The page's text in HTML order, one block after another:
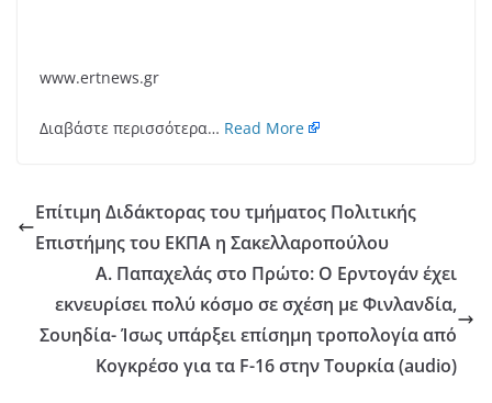
www.ertnews.gr
Διαβάστε περισσότερα… Read More
Επίτιμη Διδάκτορας του τμήματος Πολιτικής
Επιστήμης του ΕΚΠΑ η Σακελλαροπούλου
Α. Παπαχελάς στο Πρώτο: Ο Ερντογάν έχει
εκνευρίσει πολύ κόσμο σε σχέση με Φινλανδία,
Σουηδία- Ίσως υπάρξει επίσημη τροπολογία από
Κογκρέσο για τα F-16 στην Τουρκία (audio)